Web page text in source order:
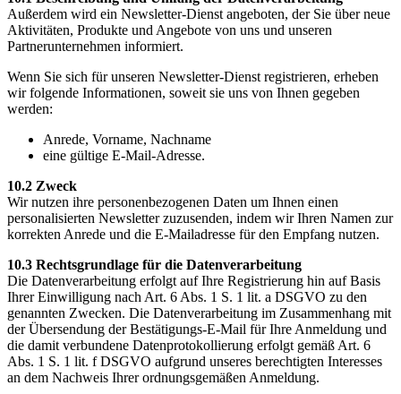
Außerdem wird ein Newsletter-Dienst angeboten, der Sie über neue
Aktivitäten, Produkte und Angebote von uns und unseren
Partnerunternehmen informiert.
Wenn Sie sich für unseren Newsletter-Dienst registrieren, erheben
wir folgende Informationen, soweit sie uns von Ihnen gegeben
werden:
Anrede, Vorname, Nachname
eine gültige E-Mail-Adresse.
10.2 Zweck
Wir nutzen ihre personenbezogenen Daten um Ihnen einen
personalisierten Newsletter zuzusenden, indem wir Ihren Namen zur
korrekten Anrede und die E-Mailadresse für den Empfang nutzen.
10.3 Rechtsgrundlage für die Datenverarbeitung
Die Datenverarbeitung erfolgt auf Ihre Registrierung hin auf Basis
Ihrer Einwilligung nach Art. 6 Abs. 1 S. 1 lit. a DSGVO zu den
genannten Zwecken. Die Datenverarbeitung im Zusammenhang mit
der Übersendung der Bestätigungs-E-Mail für Ihre Anmeldung und
die damit verbundene Datenprotokollierung erfolgt gemäß Art. 6
Abs. 1 S. 1 lit. f DSGVO aufgrund unseres berechtigten Interesses
an dem Nachweis Ihrer ordnungsgemäßen Anmeldung.